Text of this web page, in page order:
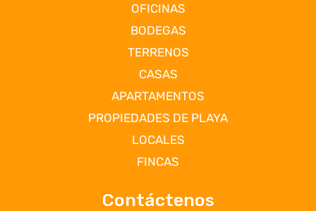
OFICINAS
BODEGAS
TERRENOS
CASAS
APARTAMENTOS
PROPIEDADES DE PLAYA
LOCALES
FINCAS
Contáctenos